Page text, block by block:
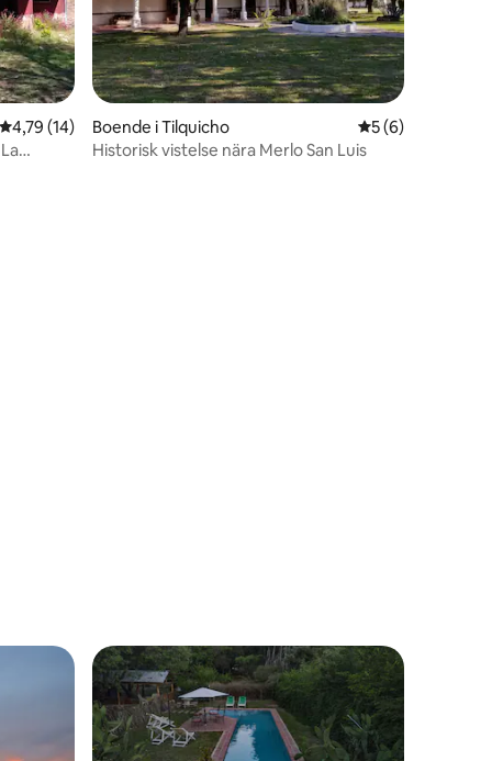
4,79 av 5 i genomsnittligt betyg, 14 omdömen
4,79 (14)
Boende i Tilquicho 5 av 5 i
5 (6)
Historisk vistelse nära Merlo San Luis